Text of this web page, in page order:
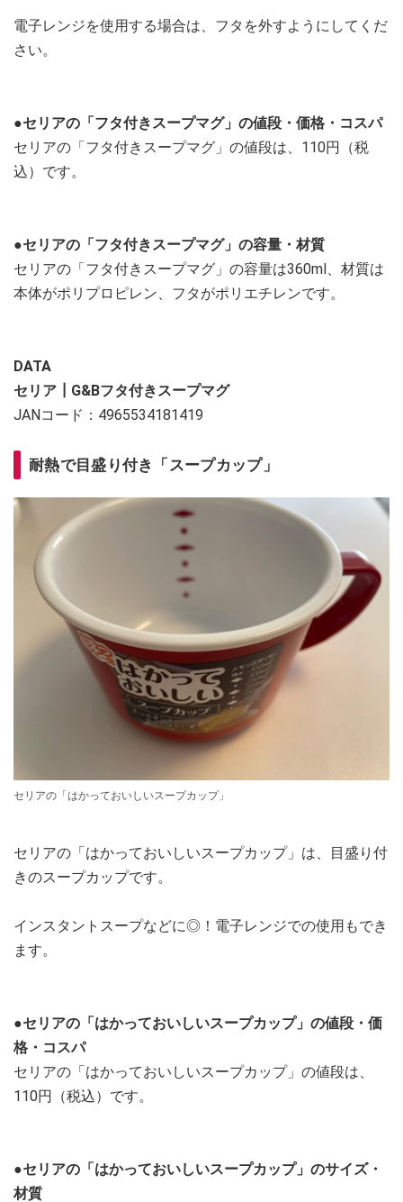
電子レンジを使用する場合は、フタを外すようにしてくだ
さい。
●セリアの「フタ付きスープマグ」の値段・価格・コスパ
セリアの「フタ付きスープマグ」の値段は、110円（税
込）です。
●セリアの「フタ付きスープマグ」の容量・材質
セリアの「フタ付きスープマグ」の容量は360ml、材質は
本体がポリプロピレン、フタがポリエチレンです。
DATA
セリア┃G&Bフタ付きスープマグ
JANコード：4965534181419
耐熱で目盛り付き「スープカップ」
セリアの「はかっておいしいスープカップ」
セリアの「はかっておいしいスープカップ」は、目盛り付
きのスープカップです。
インスタントスープなどに◎！電子レンジでの使用もでき
ます。
●セリアの「はかっておいしいスープカップ」の値段・価
格・コスパ
セリアの「はかっておいしいスープカップ」の値段は、
110円（税込）です。
●セリアの「はかっておいしいスープカップ」のサイズ・
材質